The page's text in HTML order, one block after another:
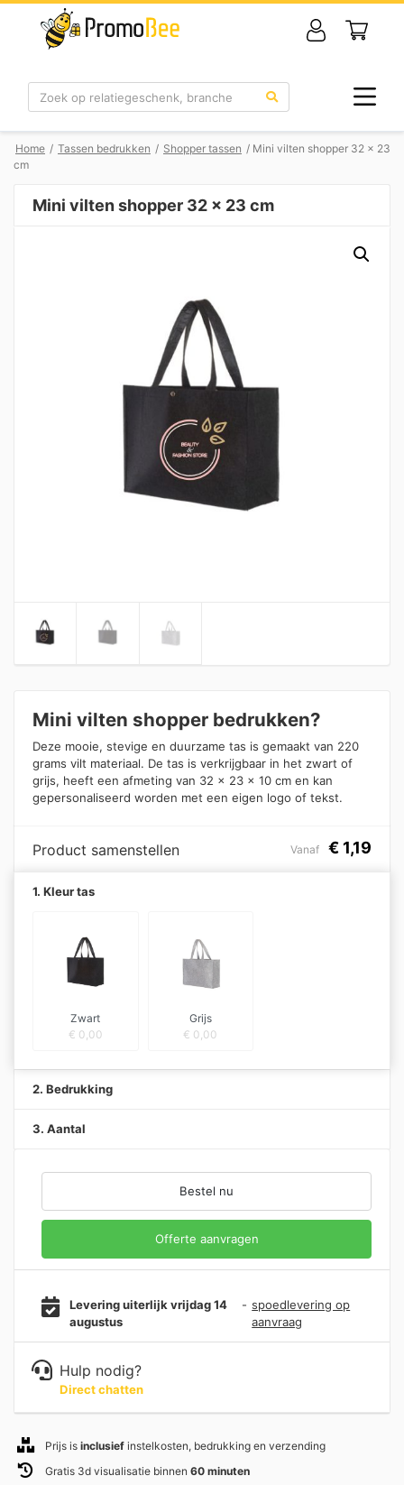
Zoek
Home / Tassen bedrukken / Shopper tassen / Mini vilten shopper 32 x 23
cm
Mini vilten shopper 32 x 23 cm
Mini vilten shopper bedrukken?
Deze mooie, stevige en duurzame tas is gemaakt van 220
grams vilt materiaal. De tas is verkrijgbaar in het zwart of
grijs, heeft een afmeting van 32 x 23 x 10 cm en kan
gepersonaliseerd worden met een eigen logo of tekst.
Product samenstellen Vanaf € 1,19
1. Kleur tas
Zwart
€ 0,00
Grijs
€ 0,00
2. Bedrukking
3. Aantal
Bestel nu
Offerte aanvragen
Levering uiterlijk vrijdag 14
augustus
- spoedlevering op
aanvraag
Hulp nodig?
Direct chatten
Prijs is inclusief instelkosten, bedrukking en verzending
Gratis 3d visualisatie binnen 60 minuten